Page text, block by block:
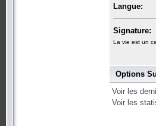
Langue:
Signature:
La vie est un
Options
Voir les
Voir les